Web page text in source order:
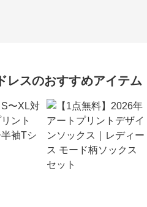
ドレスのおすすめアイテム